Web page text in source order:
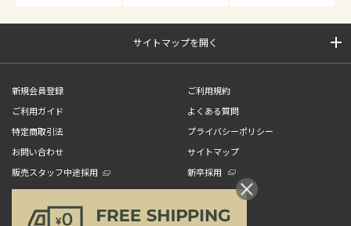
サイトマップを開く
新規会員登録
ご利用規約
ご利用ガイド
よくある質問
特定商取引法
プライバシーポリシー
お問い合わせ
サイトマップ
販売スタッフ中途採用
新卒採用